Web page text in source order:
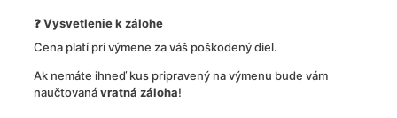
❓ Vysvetlenie k zálohe
Cena platí pri výmene za váš poškodený diel.
Ak nemáte ihneď kus pripravený na výmenu bude vám
naučtovanávratná záloha!